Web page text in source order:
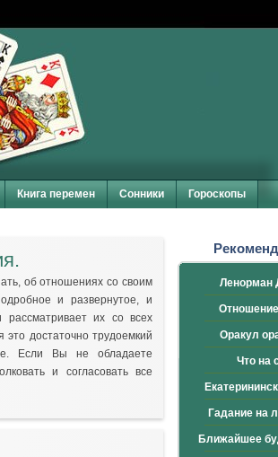
Книга перемен Сонники Гороскопы
об отношениях со своим
и развернутое, и
рассматривает их со всех
это достаточно трудоемкий
Если Вы не обладаете
и согласовать все
Ленорман
Оракул
Что на
Гадание на
Ближайшее